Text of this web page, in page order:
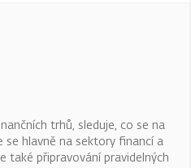
trhů, sleduje, co se na
hlavně na sektory financí a
také připravování pravidelných